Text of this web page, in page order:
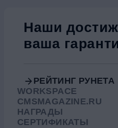
Наши
ваша
РЕЙТИНГ РУНЕТА
WORKSPACE
CMSMAGAZINE.RU
НАГРАДЫ
СЕРТИФИКАТЫ